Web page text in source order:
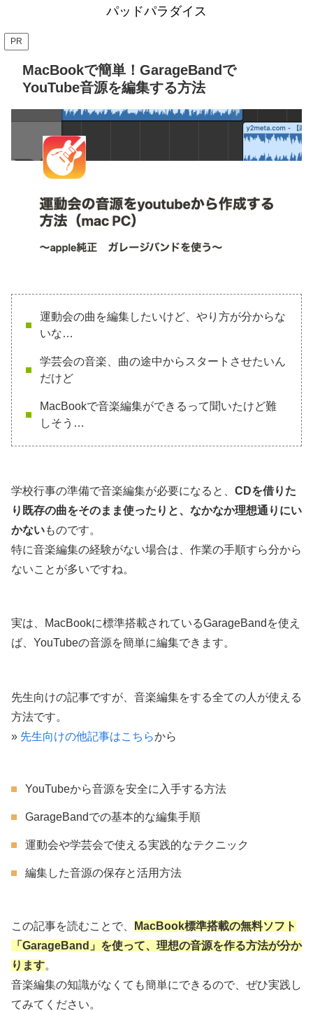
パッドパラダイス
PR
MacBookで簡単！GarageBandで
YouTube音源を編集する方法
運動会の曲を編集したいけど、やり方が分からな
いな…
学芸会の音楽、曲の途中からスタートさせたいん
だけど
MacBookで音楽編集ができるって聞いたけど難
しそう…
学校行事の準備で音楽編集が必要になると、 CDを借りた
り既存の曲をそのまま使ったりと、なかなか理想通りにい
かないものです。
特に音楽編集の経験がない場合は、作業の手順すら分から
ないことが多いですね。
実は、MacBookに標準搭載されているGarageBandを使え
ば、YouTubeの音源を簡単に編集できます。
先生向けの記事ですが、音楽編集をする全ての人が使える
方法です。
» 先生向けの他記事はこちらから
YouTubeから音源を安全に入手する方法
GarageBandでの基本的な編集手順
運動会や学芸会で使える実践的なテクニック
編集した音源の保存と活用方法
この記事を読むことで、
MacBook標準搭載の無料ソフト
「GarageBand」を使って、理想の音源を作る方法が分か
ります。
音楽編集の知識がなくても簡単にできるので、ぜひ実践し
てみてください。